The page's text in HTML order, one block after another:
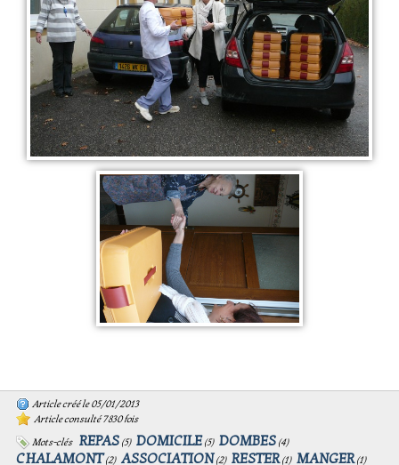
Article créé le 05/01/2013
Article consulté 7830 fois
Mots-clés
REPAS (5) DOMICILE (5) DOMBES (4)
CHALAMONT (2) ASSOCIATION (2) RESTER(1) MANGER(1)